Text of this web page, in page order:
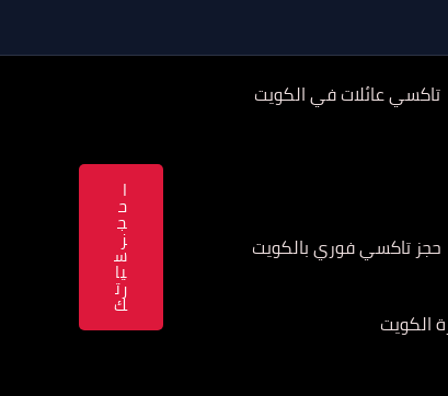
تاكسي عائلات في الكويت
حجز تاكسي فوري بالكويت
الكويت
ا
ح
ج
ز
س
يا
رت
ك